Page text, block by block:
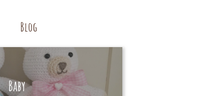
Blog
Baby